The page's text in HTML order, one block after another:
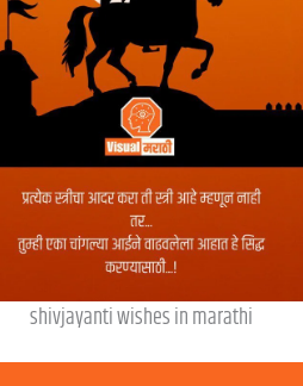
shivjayanti wishes in marathi